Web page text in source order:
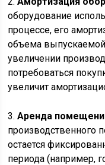
оборудование
процессе, его
объема
увеличении
потребоваться
увеличит
3.Аренда
производственного
остается
периода (например,